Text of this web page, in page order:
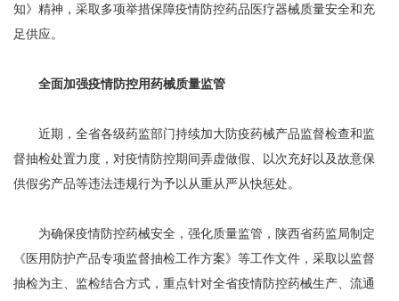
知》精神，采取多项举措保障疫情防控药品医疗器械质量安全和充
足供应。
全面加强疫情防控用药械质量监管
近期，全省各级药监部门持续加大防疫药械产品监督检查和监
督抽检处置力度，对疫情防控期间弄虚做假、以次充好以及故意保
供假劣产品等违法违规行为予以从重从严从快惩处。
为确保疫情防控药械安全，强化质量监管，陕西省药监局制定
《医用防护产品专项监督抽检工作方案》等工作文件，采取以监督
抽检为主、监检结合方式，重点针对全省疫情防控药械生产、流通